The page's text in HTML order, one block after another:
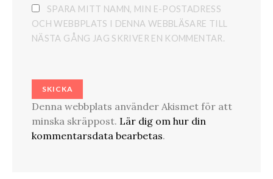
SPARA MITT NAMN, MIN E-POSTADRESS
OCH WEBBPLATS I DENNA WEBBLÄSARE TILL
NÄSTA GÅNG JAG SKRIVER EN KOMMENTAR.
Denna webbplats använder Akismet för att
minska skräppost. Lär dig om hur din
kommentarsdata bearbetas.